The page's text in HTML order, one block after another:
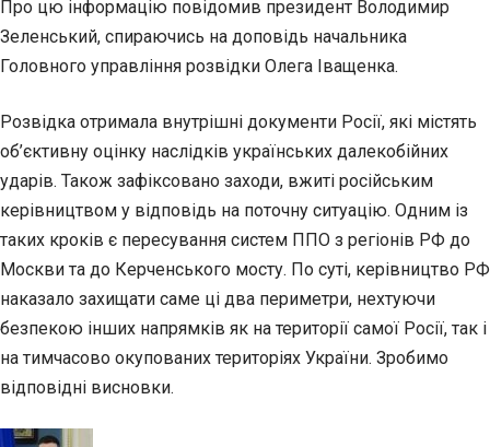
Про цю інформацію повідомив президент Володимир
Зеленський, спираючись на доповідь начальника
Головного управління розвідки Олега Іващенка.
Розвідка отримала внутрішні документи Росії, які містять
об’єктивну оцінку наслідків українських далекобійних
ударів. Також зафіксовано заходи, вжиті російським
керівництвом у відповідь на поточну ситуацію. Одним із
таких кроків є пересування систем ППО з регіонів РФ до
Москви та до Керченського мосту. По суті, керівництво РФ
наказало захищати саме ці два периметри, нехтуючи
безпекою інших напрямків як на території самої Росії, так і
на тимчасово окупованих територіях України. Зробимо
відповідні висновки.